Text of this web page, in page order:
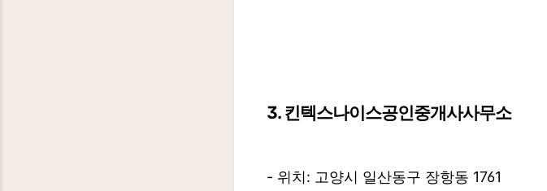
3. 킨텍스나이스공인중개사사무소
- 위치: 고양시 일산동구 장항동 1761